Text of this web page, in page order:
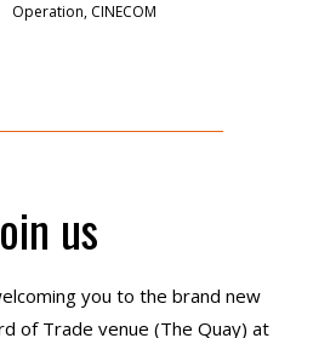
CINECOM
us
you to the brand new
of Trade venue (The Quay) at